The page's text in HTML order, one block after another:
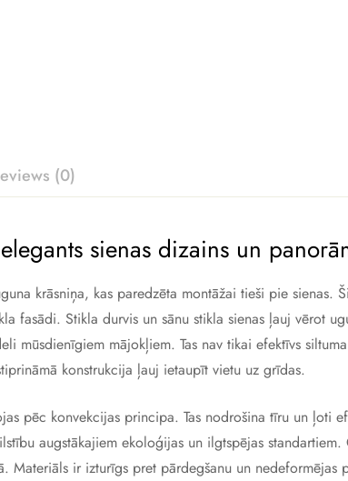
(0)
sienas dizains un
krāsniņa, kas paredzēta montāžai tieši pie
fasādi. Stikla durvis un sānu stikla sienas ļauj vērot
mūsdienīgiem mājokļiem. Tas nav tikai efektīvs
konstrukcija ļauj ietaupīt vietu uz grīdas.
pēc konvekcijas principa. Tas nodrošina tīru un ļoti
augstākajiem ekoloģijas un ilgtspējas
Materiāls ir izturīgs pret pārdegšanu un nedeformējas